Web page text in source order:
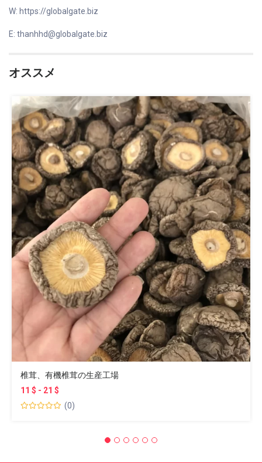
W: https://globalgate.biz
E: thanhhd@globalgate.biz
オススメ
椎茸、有機椎茸の生産工場
11 $ - 21 $
(0)